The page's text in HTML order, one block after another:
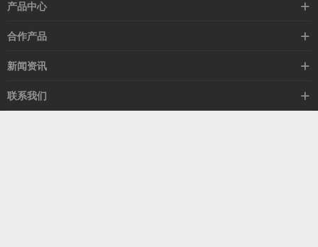
产品中心
高速线缆
以太网交换机
合作产品
希捷硬盘
新闻资讯
行业动态
技术视角
联系我们